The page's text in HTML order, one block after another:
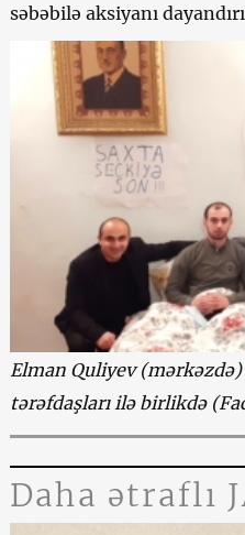
səbəbilə aksiyanı
Elman Quliyev
tərəfdaşları ilə birlikdə
Daha ətraflı